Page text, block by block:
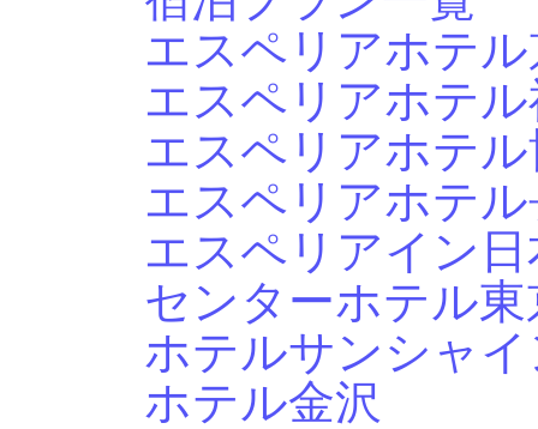
エスペリアホテ
エスペリアホテ
エスペリアホテ
エスペリアホテ
エスペリアイン
センターホテル東
ホテルサンシャ
ホテル金沢